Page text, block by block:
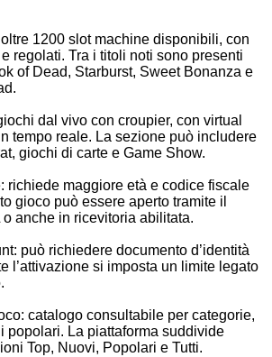
1200 slot machine disponibili, con
regolati. Tra i titoli noti sono presenti
of Dead, Starburst, Sweet Bonanza e
dal vivo con croupier, con virtual
tempo reale. La sezione può includere
giochi di carte e Game Show.
richiede maggiore età e codice fiscale
gioco può essere aperto tramite il
o anche in ricevitoria abilitata.
può richiedere documento d’identità
l’attivazione si imposta un limite legato
catalogo consultabile per categorie,
popolari. La piattaforma suddivide
Top, Nuovi, Popolari e Tutti.